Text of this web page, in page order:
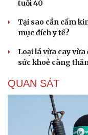
tuổi 40
Tại sao cần cấm
mục đích y tế?
Loại lá vừa cay
sức khoẻ càng
QUAN SÁT